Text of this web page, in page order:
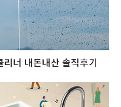
너 내돈내산 솔직후기